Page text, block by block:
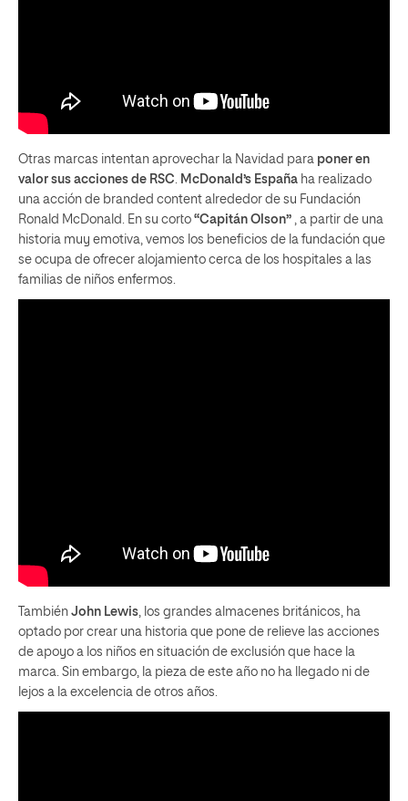
Otras marcas intentan aprovechar la Navidad para poner en
valor sus acciones de RSC
McDonald’s España ha realizado
una acción de branded content alrededor de su Fundación
Ronald McDonald. En su corto “Capitán Olson” , a partir de una
historia muy emotiva, vemos los beneficios de la fundación que
se ocupa de ofrecer alojamiento cerca de los hospitales a las
familias de niños enfermos.
También John Lewis , los grandes almacenes británicos, ha
optado por crear una historia que pone de relieve las acciones
de apoyo a los niños en situación de exclusión que hace la
marca. Sin embargo, la pieza de este año no ha llegado ni de
lejos a la excelencia de otros años.